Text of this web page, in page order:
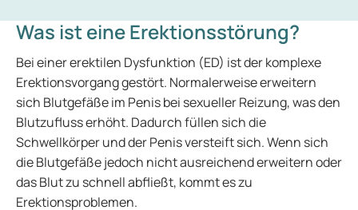
Was ist eine Erektionsstörung?
Bei einer erektilen Dysfunktion (ED) ist der komplexe
Erektionsvorgang gestört. Normalerweise erweitern
sich Blutgefäße im Penis bei sexueller Reizung, was den
Blutzufluss erhöht. Dadurch füllen sich die
Schwellkörper und der Penis versteift sich. Wenn sich
die Blutgefäße jedoch nicht ausreichend erweitern oder
das Blut zu schnell abfließt, kommt es zu
Erektionsproblemen.